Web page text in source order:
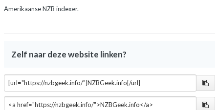
Amerikaanse NZB indexer.
Zelf naar deze website linken?